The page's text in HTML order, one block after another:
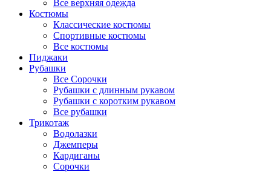
Все верхняя одежда
Костюмы
Классические костюмы
Спортивные костюмы
Все костюмы
Пиджаки
Рубашки
Все Сорочки
Рубашки с длинным рукавом
Рубашки с коротким рукавом
Все рубашки
Трикотаж
Водолазки
Джемперы
Кардиганы
Сорочки